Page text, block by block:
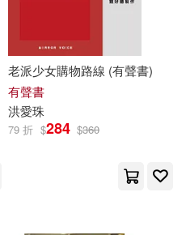
老派少女購物路線 (有聲書)
有聲書
洪愛珠
79 折 $284 $360